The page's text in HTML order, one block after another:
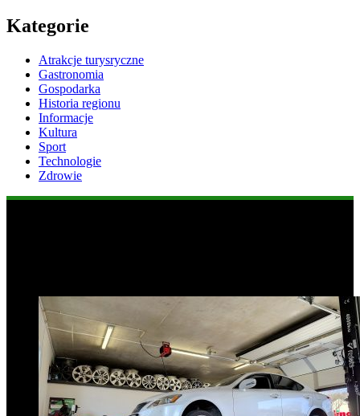
Kategorie
Atrakcje turysryczne
Gastronomia
Gospodarka
Historia regionu
Informacje
Kultura
Sport
Technologie
Zdrowie